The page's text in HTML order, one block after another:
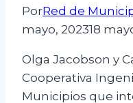
PorRed de
mayo, 202318
Olga Jacobson y
Cooperativa
Municipios que